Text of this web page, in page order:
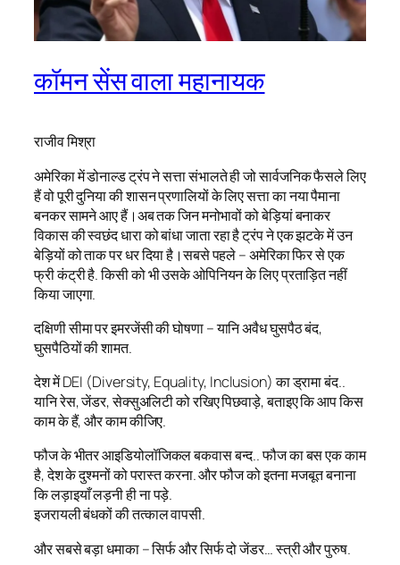
कॉमन सेंस वाला महानायक
राजीव मिश्रा
अमेरिका में डोनाल्ड ट्रंप ने सत्ता संभालते ही जो सार्वजनिक फैसले लिए
हैं वो पूरी दुनिया की शासन प्रणालियों के लिए सत्ता का नया पैमाना
बनकर सामने आए हैं।अब तक जिन मनोभावों को बेड़ियां बनाकर
विकास की स्वछंद धारा को बांधा जाता रहा है ट्रंप ने एक झटके में उन
बेड़ियों को ताक पर धर दिया है।सबसे पहले – अमेरिका फिर से एक
फ्री कंट्री है. किसी को भी उसके ओपिनियन के लिए प्रताड़ित नहीं
किया जाएगा.
दक्षिणी सीमा पर इमरजेंसी की घोषणा – यानि अवैध घुसपैठ बंद,
घुसपैठियों की शामत.
देश में DEI (Diversity, Equality, Inclusion) का ड्रामा बंद..
यानि रेस, जेंडर, सेक्सुअलिटी को रखिए पिछवाड़े, बताइए कि आप किस
काम के हैं, और काम कीजिए.
फौज के भीतर आइडियोलॉजिकल बकवास बन्द.. फौज का बस एक काम
है, देश के दुश्मनों को परास्त करना. और फौज को इतना मजबूत बनाना
कि लड़ाइयाँ लड़नी ही ना पड़े.
इजरायली बंधकों की तत्काल वापसी.
और सबसे बड़ा धमाका – सिर्फ और सिर्फ दो जेंडर… स्त्री और पुरुष.